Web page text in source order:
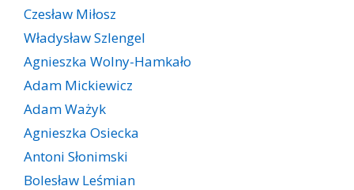
Czesław Miłosz
Władysław Szlengel
Agnieszka Wolny-Hamkało
Adam Mickiewicz
Adam Ważyk
Agnieszka Osiecka
Antoni Słonimski
Bolesław Leśmian